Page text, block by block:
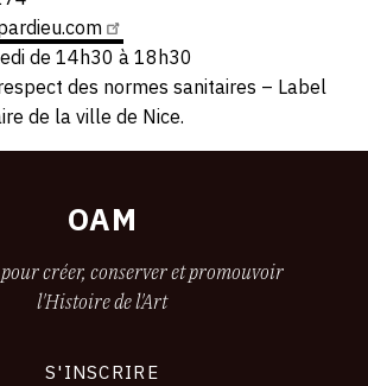
de 14h30 à 18h30
des normes sanitaires – Label
de la ville de Nice.
OAM
créer, conserver et promouvoir
l'Histoire de l'Art
S'INSCRIRE